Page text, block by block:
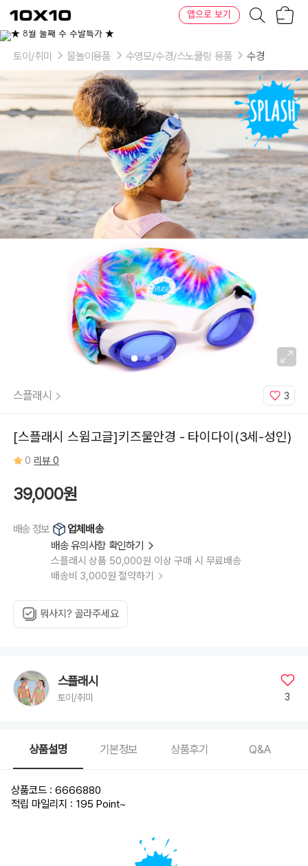
텐
바
텐
앱으로 보기
토이/취미 물놀이용품 수영모/수경/스노쿨링 용품 수경
스플래시 3
[스플래시 스윔고글]키즈물안경 - 타이다이(3세-성인)
0 리뷰 0
39,000원
배송 정보
업체배송
배송 유의사항 확인하기
스플래시 상품 50,000원 이상 구매 시 무료배송
배송비 3,000원 절약하기
뭐사지? 골라주세요
스플래시
토이/취미 3
상품설명 기본정보 상품후기 Q&A
상품코드 : 6666880
적립 마일리지 : 195 Point~